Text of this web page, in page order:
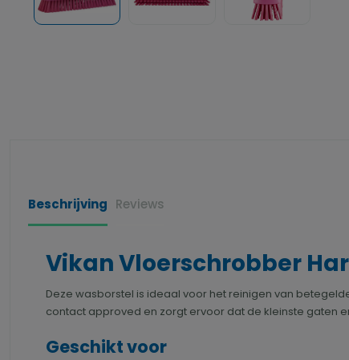
Beschrijving Reviews
Vikan Vloerschrobber
Deze wasborstel is ideaal voor het reinigen van
contact approved en zorgt ervoor dat de kleinste gaten
Geschikt voor